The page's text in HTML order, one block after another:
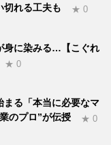
切れる工夫も
★ 0
身に染みる…【こぐれ
★ 0
まる「本当に必要なマ
のプロ”が伝授
★ 0